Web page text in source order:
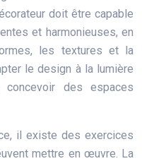
doit être capable
et harmonieuses, en
les textures et la
le design à la lumière
des espaces
il existe des exercices
mettre en œuvre. La